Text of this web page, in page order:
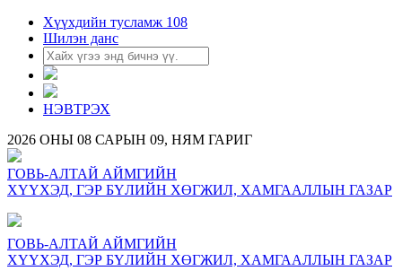
Хүүхдийн тусламж 108
Шилэн данс
НЭВТРЭХ
2026 ОНЫ 08 САРЫН 09, НЯМ ГАРИГ
ГОВЬ-АЛТАЙ АЙМГИЙН
ХҮҮХЭД, ГЭР БҮЛИЙН ХӨГЖИЛ, ХАМГААЛЛЫН ГАЗАР
ГОВЬ-АЛТАЙ АЙМГИЙН
ХҮҮХЭД, ГЭР БҮЛИЙН ХӨГЖИЛ, ХАМГААЛЛЫН ГАЗАР